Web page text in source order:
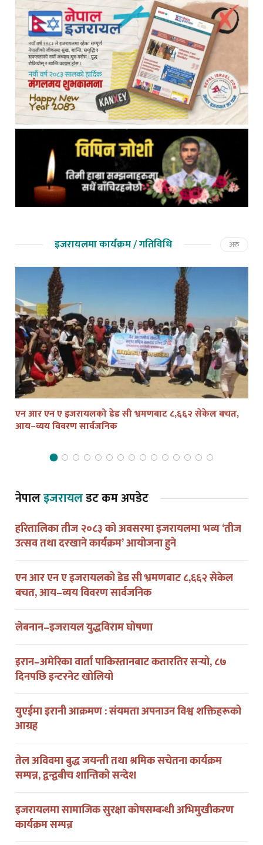
इजरायलमा कार्यक्रम / गतिविधि अरु
एन आर एन ए इजरायलको डेड सी भ्रमणबाट ८,६६२ सेकेल बचत,
आय–व्यय विवरण सार्वजनिक
नेपालइजरायलडट कम अपडेट
हरितालिका तीज २०८३ को अवसरमा इजरायलमा भव्य ‘तीज
उत्सव तथा दरखाने कार्यक्रम’ आयोजना हुने
एन आर एन ए इजरायलको डेड सी भ्रमणबाट ८,६६२ सेकेल
बचत, आय–व्यय विवरण सार्वजनिक
लेबनान–इजरायल युद्धविराम घोषणा
इरान–अमेरिका वार्ता पाकिस्तानबाट कतारतिर सर्‍यो, ८७
दिनपछि इन्टरनेट खोलियो
युएईमा इरानी आक्रमण : संयमता अपनाउन विश्व शक्तिहरूको
आग्रह
तेल अविवमा बुद्ध जयन्ती तथा श्रमिक सचेतना कार्यक्रम
सम्पन्न, द्वन्द्वबीच शान्तिको सन्देश
इजरायलमा सामाजिक सुरक्षा कोषसम्बन्धी अभिमुखीकरण
कार्यक्रम सम्पन्न